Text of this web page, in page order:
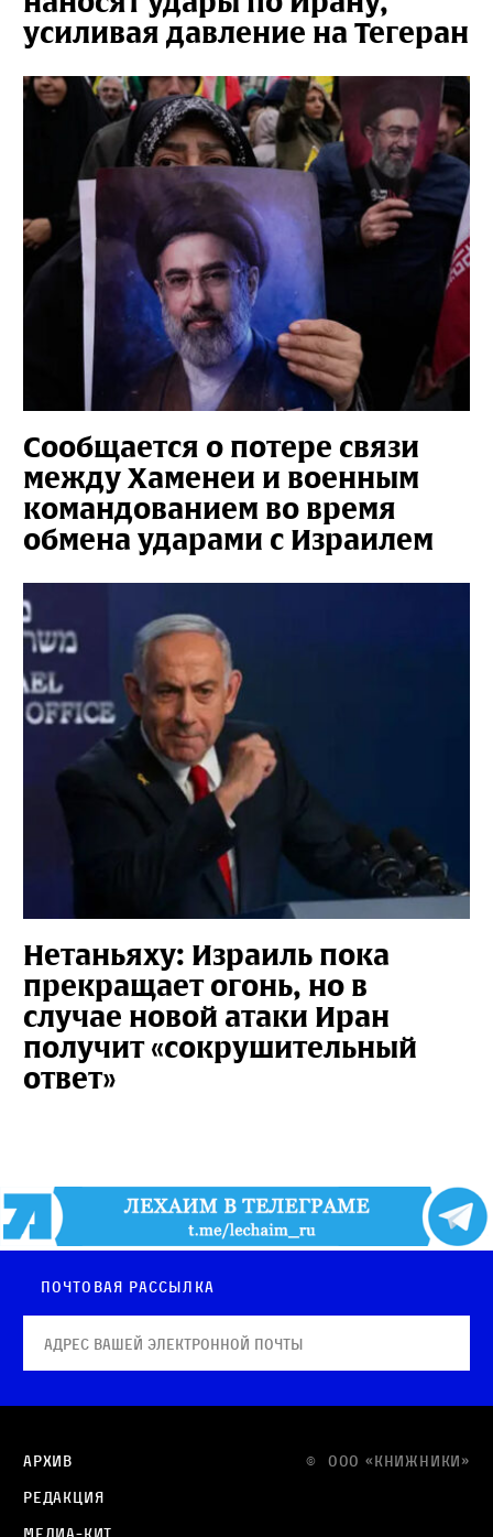
усиливая давление на Тегеран
Сообщается о потере связи
между Хаменеи и военным
командованием во время
обмена ударами с Израилем
Нетаньяху: Израиль пока
прекращает огонь, но в
случае новой атаки Иран
получит «сокрушительный
ответ»
Почтовая рассылка
© OOO «КНИЖНИКИ»
Архив
Редакция
Медиа-кит